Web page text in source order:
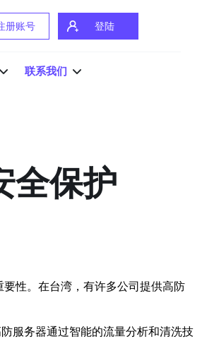
册账号 登陆
联系我们
全保护
性。在台湾，有许多公司提供高防
服务器通过智能的流量分析和清洗技